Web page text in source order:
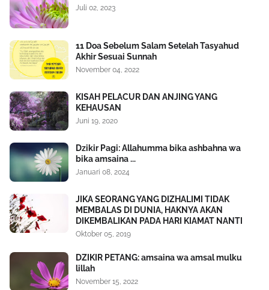
Juli 02, 2023
11 Doa Sebelum Salam Setelah Tasyahud
Akhir Sesuai Sunnah
November 04, 2022
KISAH PELACUR DAN ANJING YANG
KEHAUSAN
Juni 19, 2020
Dzikir Pagi: Allahumma bika ashbahna wa
bika amsaina ...
Januari 08, 2024
JIKA SEORANG YANG DIZHALIMI TIDAK
MEMBALAS DI DUNIA, HAKNYA AKAN
DIKEMBALIKAN PADA HARI KIAMAT NANTI
Oktober 05, 2019
DZIKIR PETANG: amsaina wa amsal mulku
lillah
November 15, 2022